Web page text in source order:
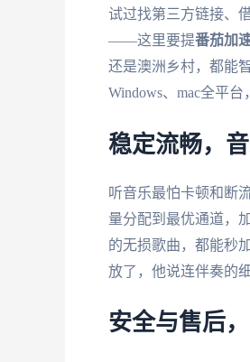
试过找第三方链接、
——这里要提番茄加
还是澳洲乡村，都能
Windows、mac全平
稳定流畅，
听音乐最怕卡顿和断流
量分配到最优通道，
的无损歌曲，都能秒
放了，他说连伴奏的
安全与售后